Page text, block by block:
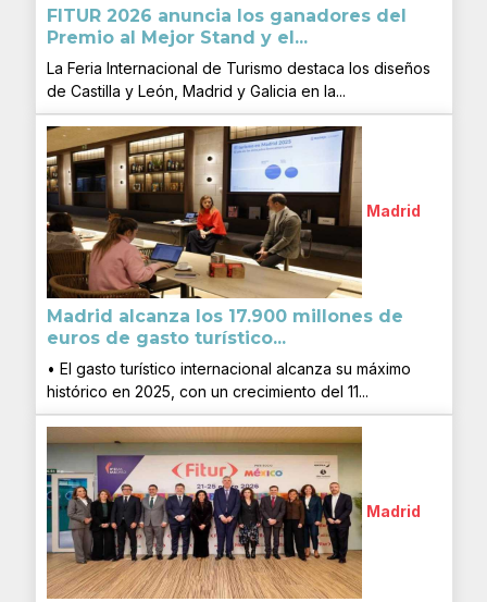
FITUR 2026 anuncia los ganadores del
Premio al Mejor Stand y el...
La Feria Internacional de Turismo destaca los diseños
de Castilla y León, Madrid y Galicia en la...
Madrid
Madrid alcanza los 17.900 millones de
euros de gasto turístico...
• El gasto turístico internacional alcanza su máximo
histórico en 2025, con un crecimiento del 11...
Madrid